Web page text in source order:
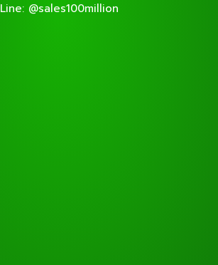
Line: @sales100million